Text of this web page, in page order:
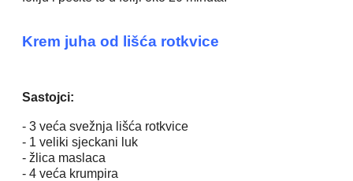
Krem juha od lišća rotkvice
Sastojci:
- 3 veća svežnja lišća rotkvice
- 1 veliki sjeckani luk
- žlica maslaca
- 4 veća krumpira